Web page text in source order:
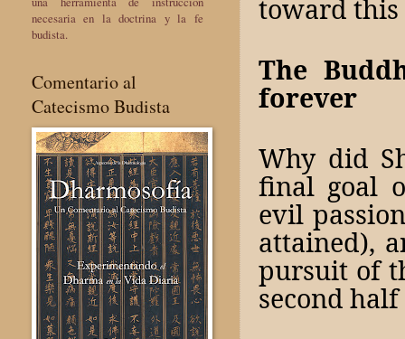
toward this
The
forever
Why did
final goal
evil
attained),
pursuit of
second
necesaria en la doctrina y la fe
budista.
Comentario al
Catecismo Budista